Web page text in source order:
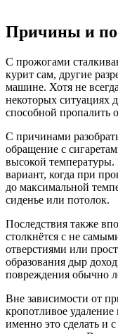
Причины и
С прожогами
курит сам, другие
машине. Хотя не
некоторых ситуациях
способной пропалить
С причинами
обращение с
высокой
вариант, когда при
до максимальной
сиденье или потолок.
Последствия также
столкнётся с не
отверстиями или
образования дыр
повреждения обычно
Вне зависимости от
кропотливое
именно это сделать и